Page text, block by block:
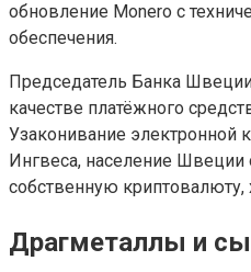
обновление Monero с
обеспечения.
Председатель Банка
качестве платёжного
Узаконивание
Ингвеса, население
собственную
Драгметаллы и